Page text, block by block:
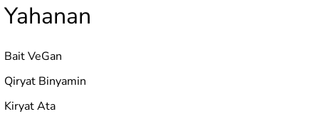
Yahanan
Bait VeGan
Qiryat Binyamin
Kiryat Ata